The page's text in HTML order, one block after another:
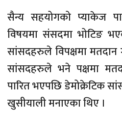
सैन्य सहयोगको प्याकेज
विषयमा संसदमा भोटिङ
सांसदहरुले विपक्षमा मतदान
सांसदहरुले भने पक्षमा
पारित भएपछि डेमोक्रेटिक
खुसीयाली मनाएका थिए ।